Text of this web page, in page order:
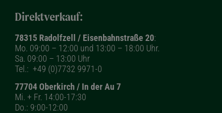
Direktverkauf:
78315 Radolfzell / Eisenbahnstraße 20:
Mo. 09:00 – 12:00 und 13:00 – 18:00 Uhr.
Sa. 09:00 – 13:00 Uhr
Tel.: +49 (0)7732 9971-0
77704 Oberkirch / In der Au 7
Mi. + Fr. 14:00-17:30
Do.: 9:00-12:00